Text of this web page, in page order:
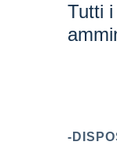
Tutti i
-